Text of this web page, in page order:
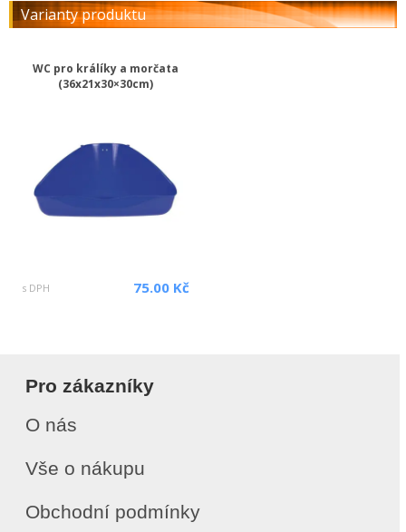
Varianty produktu
WC pro králíky a morčata
(36x21x30×30cm)
s DPH 75.00 Kč
Pro zákazníky
O nás
Vše o nákupu
Obchodní podmínky